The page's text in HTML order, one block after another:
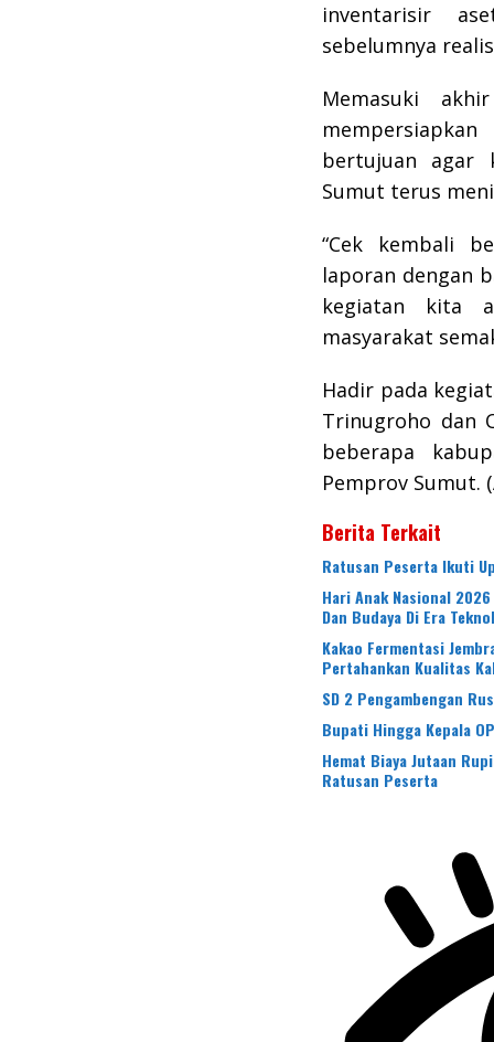
inventarisir
sebelumnya
Memasuki
bertujuan agar
Sumut terus
“Cek kembali
laporan dengan
kegiatan kita
masyarakat
Hadir pada
Trinugroho dan
beberapa
Pemprov Sumut.
Berita Terkait
Ratusan Peserta Ikuti
Hari Anak Nasional
Dan Budaya Di Era
Kakao Fermentasi
Pertahankan Kualitas
SD 2 Pengambengan
Bupati Hingga Kepala
Hemat Biaya Jutaan
Ratusan Peserta